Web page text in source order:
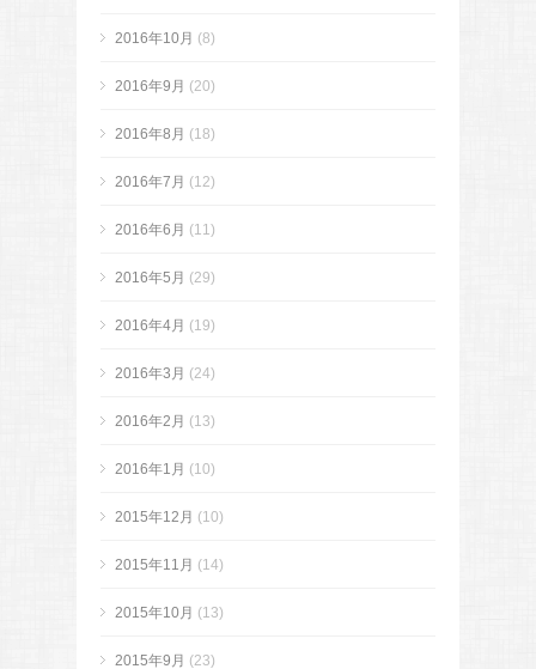
2016年10月 (8)
2016年9月 (20)
2016年8月 (18)
2016年7月 (12)
2016年6月 (11)
2016年5月 (29)
2016年4月 (19)
2016年3月 (24)
2016年2月 (13)
2016年1月 (10)
2015年12月 (10)
2015年11月 (14)
2015年10月 (13)
2015年9月 (23)